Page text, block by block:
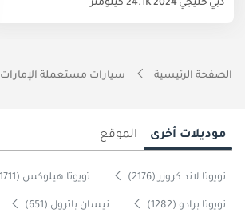
دبي خليجي 202424.1K كيلومتر
الصفحة الرئيسية سيارات مستعملة الإمارات
موديلات أخرى الموقع
تويوتا لاند كروزر (2176) تويوتا هيلوكس (1711)
تويوتا برادو (1282) نيسان باترول (651)